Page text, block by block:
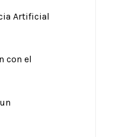
Artificial
con el